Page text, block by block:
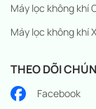
Máy lọc không khí
Máy lọc không khí
THEO DÕI
Facebook